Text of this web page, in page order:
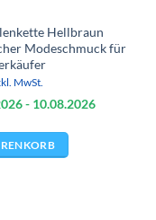
Hellbraun
Modeschmuck für
MwSt.
- 10.08.2026